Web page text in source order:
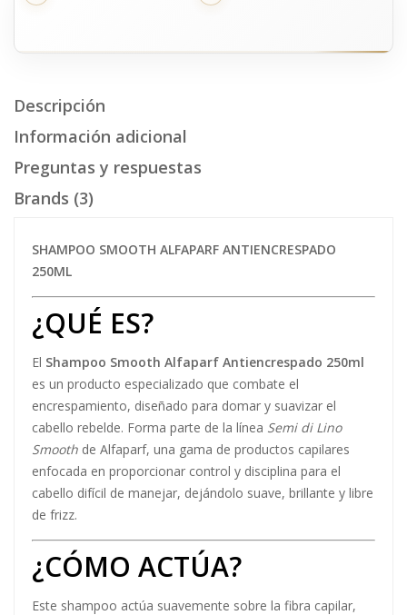
Descripción
Información adicional
Preguntas y respuestas
Brands (3)
SHAMPOO SMOOTH ALFAPARF ANTIENCRESPADO
250ML
¿QUÉ ES?
El Shampoo Smooth Alfaparf Antiencrespado 250ml
es un producto especializado que combate el
encrespamiento, diseñado para domar y suavizar el
cabello rebelde. Forma parte de la línea Semi di Lino
Smooth de Alfaparf, una gama de productos capilares
enfocada en proporcionar control y disciplina para el
cabello difícil de manejar, dejándolo suave, brillante y libre
de frizz.
¿CÓMO ACTÚA?
Este shampoo actúa suavemente sobre la fibra capilar,